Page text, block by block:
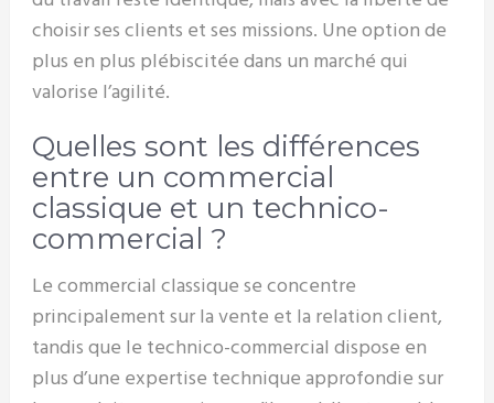
choisir ses clients et ses missions. Une option de
plus en plus plébiscitée dans un marché qui
valorise l’agilité.
Quelles sont les différences
entre un commercial
classique et un technico-
commercial ?
Le commercial classique se concentre
principalement sur la vente et la relation client,
tandis que le technico-commercial dispose en
plus d’une expertise technique approfondie sur